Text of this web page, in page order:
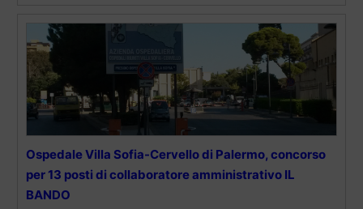
Ospedale Villa Sofia-Cervello di Palermo, concorso
per 13 posti di collaboratore amministrativo IL
BANDO